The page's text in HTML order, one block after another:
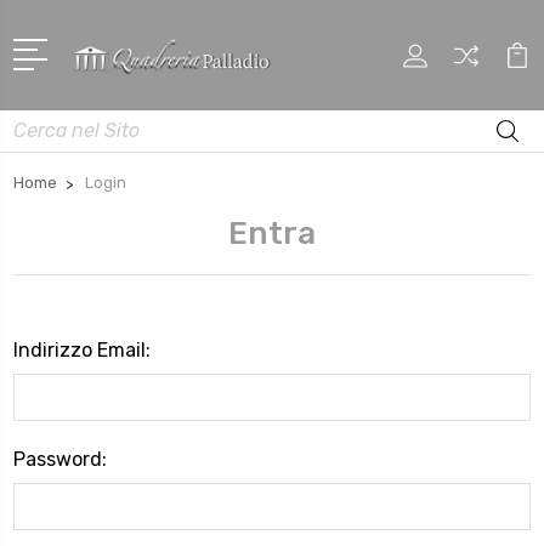
Cerca
Home Login
Entra
Indirizzo Email:
Password: